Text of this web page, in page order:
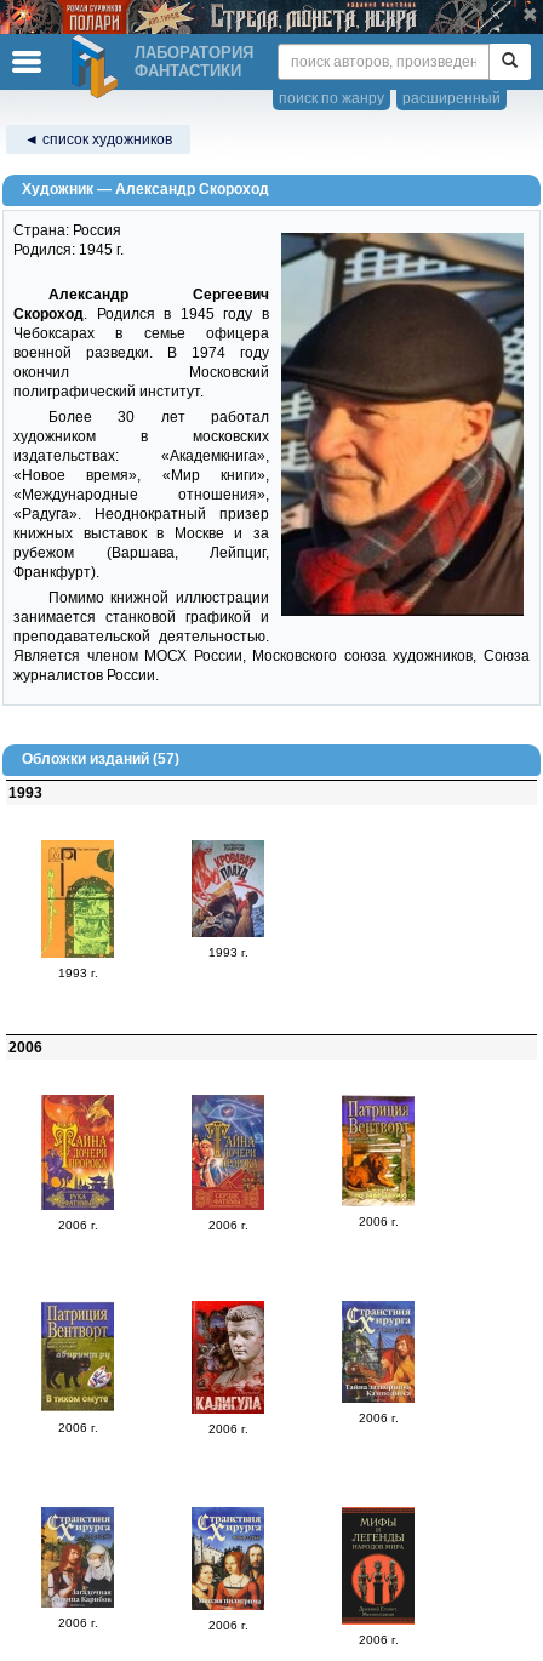
ЛАБОРАТОРИЯ
ФАНТАСТИКИ
расширенный
поиск по жанру
◄ список художников
Художник — Александр Скороход
Страна: Россия
Родился: 1945 г.
Александр Сергеевич
Скороход. Родился в 1945 году в
Чебоксарах в семье офицера
военной разведки. В 1974 году
окончил Московский
полиграфический институт.
Более 30 лет работал
художником в московских
издательствах: «Академкнига»,
«Новое время», «Мир книги»,
«Международные отношения»,
«Радуга». Неоднократный призер
книжных выставок в Москве и за
рубежом (Варшава, Лейпциг,
Франкфурт).
Помимо книжной иллюстрации
занимается станковой графикой и
преподавательской деятельностью.
Является членом МОСХ России, Московского союза художников, Союза
журналистов России.
Обложки изданий (57)
1993
1993 г.
1993 г.
2006
2006 г. 2006 г. 2006 г.
2006 г. 2006 г.
2006 г.
2006 г.
2006 г.
2006 г.